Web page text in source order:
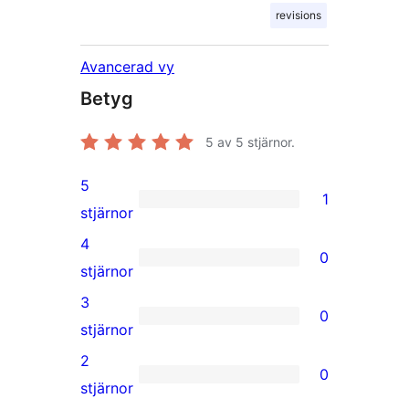
revisions
Avancerad vy
Betyg
5 av 5 stjärnor.
1
5-
stjärnig
recension
5
stjärnor
1
0
4-
stjärniga
recensioner
4
stjärnor
0
0
3-
stjärniga
3
stjärnor
0
0
2
stjärnor
0